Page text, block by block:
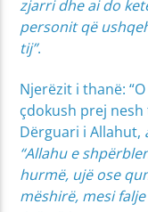
zjarri dhe ai do
personit që
tij”.
Njerëzit i thanë:
çdokush prej nesh
Dërguari i Allahut,
“Allahu e
hurmë, ujë ose
mëshirë, mesi